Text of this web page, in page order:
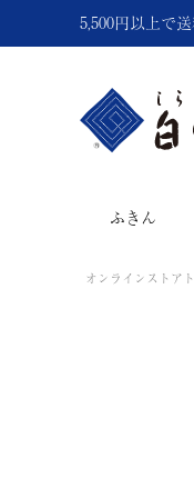
5,500円以上で
ふきん
オンラインストア